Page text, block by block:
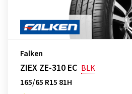
Falken
ZIEX ZE-310 EC BLK
165/65 R15 81H